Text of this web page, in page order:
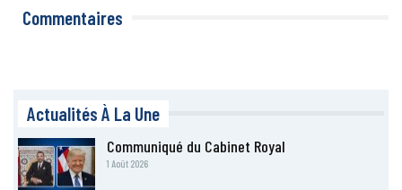
Commentaires
Actualités À La Une
Communiqué du Cabinet Royal
1 Août 2026